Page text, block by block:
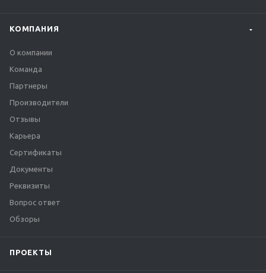
КОМПАНИЯ
О компании
Команда
Партнеры
Производители
Отзывы
Карьера
Сертификаты
Документы
Реквизиты
Вопрос ответ
Обзоры
ПРОЕКТЫ